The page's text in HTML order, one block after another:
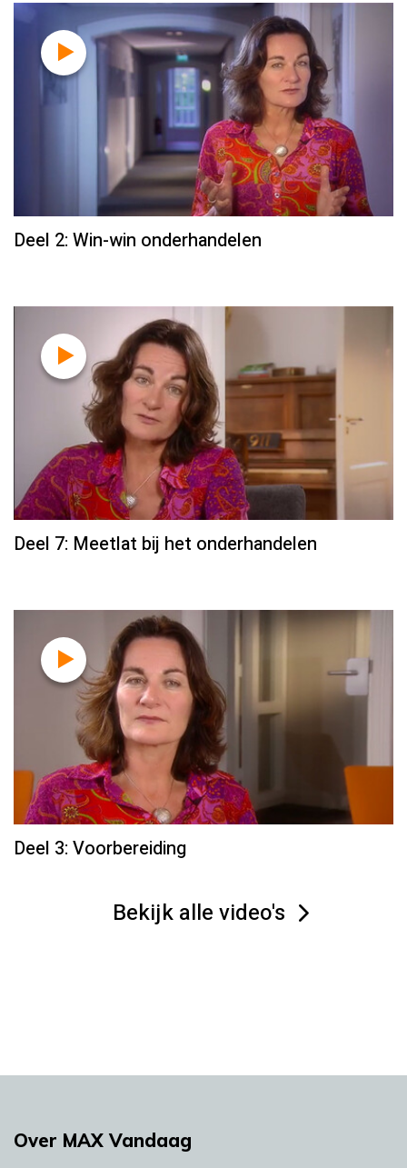
Deel 2: Win-win onderhandelen
Deel 7: Meetlat bij het onderhandelen
Deel 3: Voorbereiding
Bekijk alle video's
Over MAX Vandaag